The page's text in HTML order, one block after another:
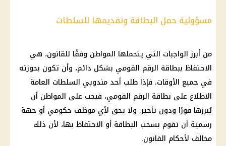
مسؤولية حمل البطاقة وتقديمها للسلطات
من أبرز الواجبات التي يتحملها المواطن وفقًا للقانون، هي
الاحتفاظ ببطاقة الرقم القومي بشكل دائم، وأن تكون بحوزته
في جميع الأوقات. فإذا طلب أحد مندوبي السلطات العامة
الاطلاع على بطاقة الرقم القومي، فيجب على المواطن أن
يُبرزها فورًا ودون تأخير. ولا يحق لأي موظف حكومي أو جهة
رسمية أن تقوم بسحب البطاقة أو الاحتفاظ بها، لأن ذلك
مخالف لأحكام القانون.